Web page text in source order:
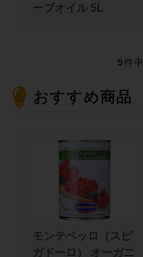
ーブオイル 5L
5件
おすすめ商品
モンテベッロ（スピ
ガドーロ） オーガニ